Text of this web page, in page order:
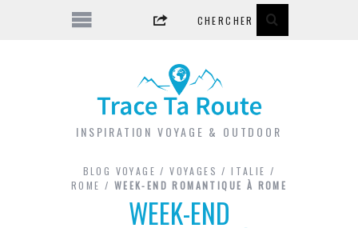
INSPIRATION VOYAGE & OUTDOOR
BLOG VOYAGE /VOYAGES /ITALIE /
ROME / WEEK-END ROMANTIQUE À ROME
WEEK-END